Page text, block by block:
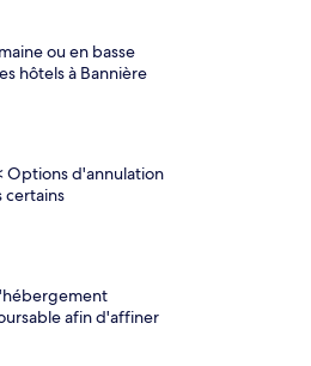
ou en basse
hôtels à Bannière
Options d'annulation
certains
afin d'affiner